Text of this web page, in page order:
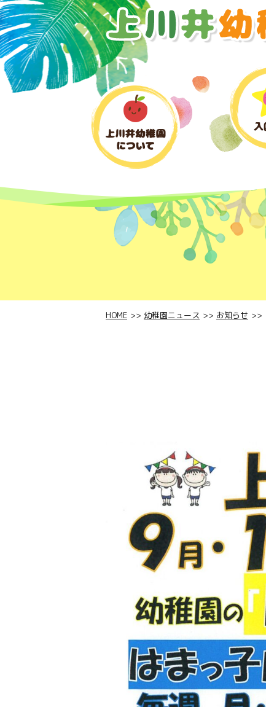
HOME 幼稚園ニュース お知らせ